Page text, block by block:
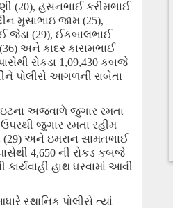
(20), હસનભાઈ કરીમભાઈ
મુસાભાઇ જામ (25),
જેડા (29), ઈકબાલભાઈ
36) અને કાદર કાસમભાઈ
રોકડા 1,09,430 કબજે
પોલીસે આગળની રાબેતા
અજવાળે જુગાર રમતા
જુગાર રમતા રહીમ
(29) અને ઇમરાન સામતભાઈ
4,650 ની રોકડ કબજે
હાથ ધરવામાં આવી
સ્થાનિક પોલીસે ત્યાં